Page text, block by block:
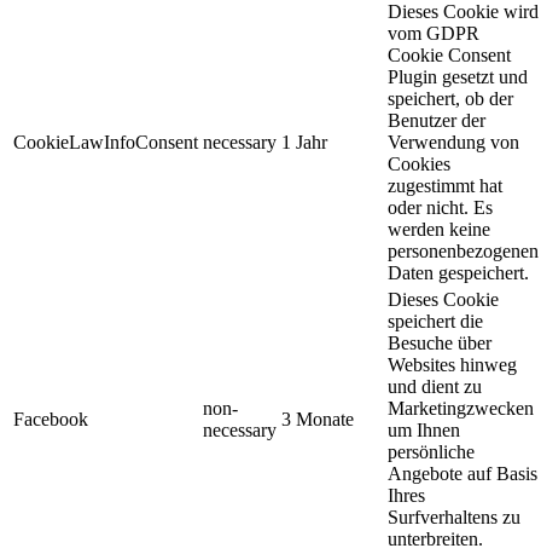
CookieLawInfoConsent necessary 1 Jahr
Dieses Cookie wird
vom GDPR
Cookie Consent
Plugin gesetzt und
speichert, ob der
Benutzer der
Verwendung von
Cookies
zugestimmt hat
oder nicht. Es
werden keine
personenbezogenen
Daten gespeichert.
Facebook
non-
necessary
3 Monate
Dieses Cookie
speichert die
Besuche über
Websites hinweg
und dient zu
Marketingzwecken
um Ihnen
persönliche
Angebote auf Basis
Ihres
Surfverhaltens zu
unterbreiten.